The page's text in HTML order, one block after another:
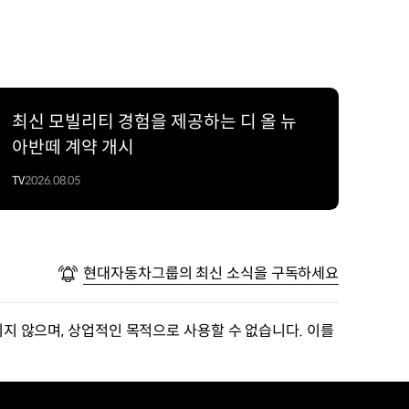
최신 모빌리티 경험을 제공하는 디 올 뉴
아반떼 계약 개시
TV2026.08.05
현대자동차그룹의 최신 소식을 구독하세요
않으며, 상업적인 목적으로 사용할 수 없습니다. 이를